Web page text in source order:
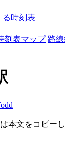
る時刻表
刻表マップ 路
本文をコピー